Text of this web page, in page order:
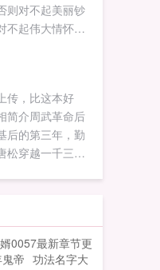
则对不起美丽钞
不起伟大情怀。
传，比这本好
简介周武革命后
后的第三年，勤
松穿越一千三百
死轮回后心性大
大唐生活。...
0057最新章节更
帝 功法名字大